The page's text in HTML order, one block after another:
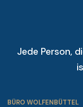
Jede Person,
BÜRO WOLFENBÜTTEL